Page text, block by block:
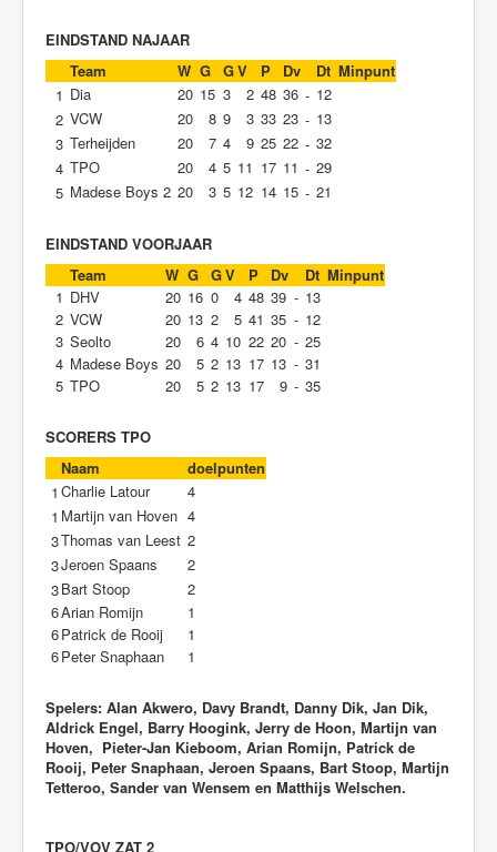
EINDSTAND NAJAAR
Team
W G GV P Dv Dt Minpunt
1 Dia 20 15 3 2 48 36 - 12
2 VCW 20 8 9 3 33 23 - 13
3 Terheijden 20 7 4 9 25 22 - 32
4 TPO 20 4 5 11 17 11 - 29
5 Madese Boys 2 20 3 5 12 14 15 - 21
EINDSTAND VOORJAAR
Team
W G GV P Dv Dt Minpunt
1 DHV 20 16 0 4 48 39 - 13
2 VCW 20 13 2 5 41 35 - 12
3 Seolto 20 6 4 10 22 20 - 25
4 Madese Boys 20 5 2 13 17 13 - 31
5 TPO 20 5 2 13 17 9 - 35
SCORERS TPO
Naam
doelpunten
1 Charlie Latour
4
1 Martijn van Hoven 4
3Thomas van Leest 2
3Jeroen Spaans
2
3Bart Stoop
2
6Arian Romijn
1
6Patrick de Rooij
1
6Peter Snaphaan 1
Spelers: Alan Akwero, Davy Brandt, Danny Dik, Jan Dik,
Aldrick Engel, Barry Hoogink, Jerry de Hoon, Martijn van
Hoven, Pieter-Jan Kieboom, Arian Romijn, Patrick de
Rooij, Peter Snaphaan, Jeroen Spaans, Bart Stoop, Martijn
Tetteroo, Sander van Wensem en Matthijs Welschen.
TPO/VOV ZAT 2